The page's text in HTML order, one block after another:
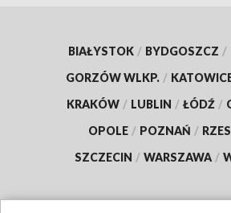
BIAŁYSTOK / BYDGOSZCZ /
GORZÓW WLKP. /
KRAKÓW / LUBLIN / ŁÓDŹ /
OPOLE / POZNAŃ /
SZCZECIN / WARSZAWA /